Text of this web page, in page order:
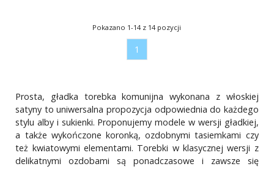
Pokazano 1-14 z 14 pozycji
1
Prosta, gładka torebka komunijna wykonana z włoskiej
satyny to uniwersalna propozycja odpowiednia do każdego
stylu alby i sukienki. Proponujemy modele w wersji gładkiej,
a także wykończone koronką, ozdobnymi tasiemkami czy
też kwiatowymi elementami. Torebki w klasycznej wersji z
delikatnymi ozdobami są ponadczasowe i zawsze się